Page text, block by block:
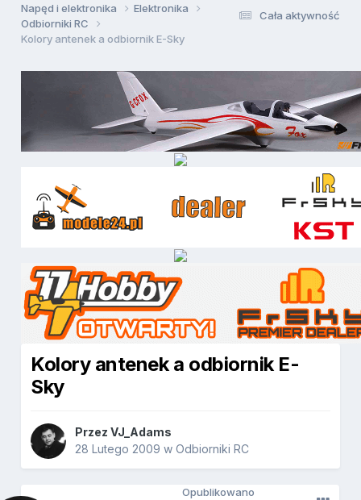
Cała aktywność
Napęd i elektronika
Elektronika
Odbiorniki RC
Kolory antenek a odbiornik E-Sky
Kolory antenek a odbiornik E-
Sky
PrzezVJ_Adams
28 Lutego 2009 wOdbiorniki RC
Opublikowano